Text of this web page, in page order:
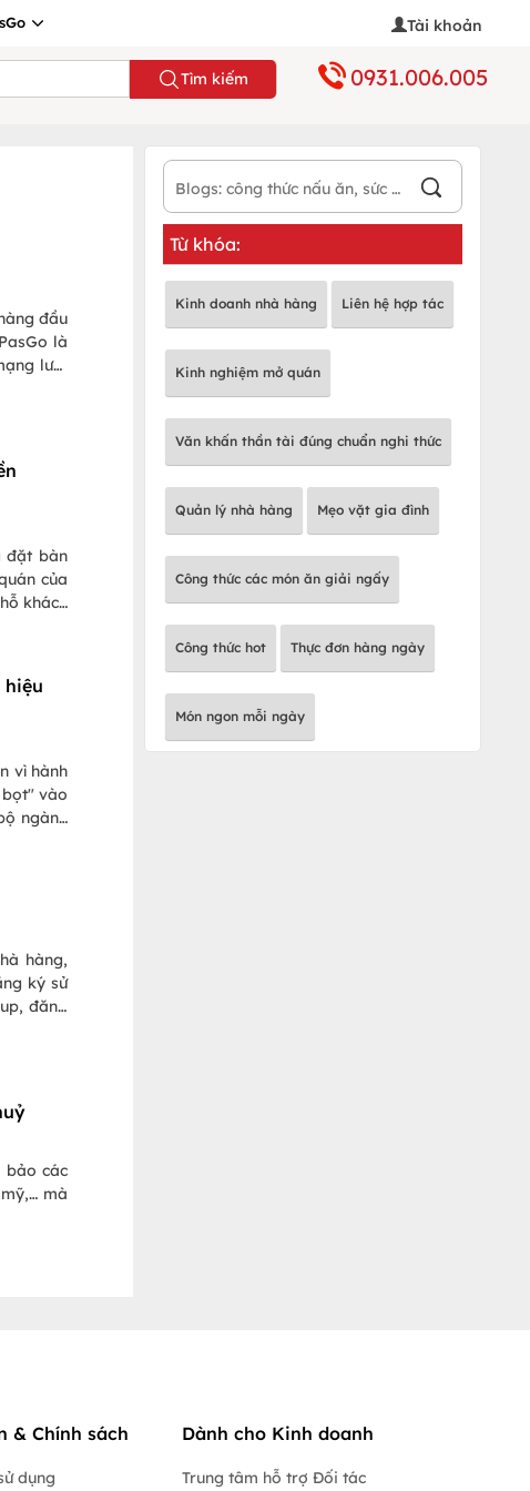
Tài khoản
Tìm kiếm 0931.006.005
đầu
là
lưới
đặt bàn
của
khách
hiệu
vì hành
vào
ngành
hàng,
ký sử
đăng
bảo các
mà
Từ khóa:
Kinh doanh nhà hàng Liên hệ hợp tác
Kinh nghiệm mở quán
Văn khấn thần tài đúng chuẩn nghi thức
Quản lý nhà hàng Mẹo vặt gia đình
Công thức các món ăn giải ngấy
Công thức hot Thực đơn hàng ngày
Món ngon mỗi ngày
& Chính sách
dụng
Dành cho Kinh doanh
Trung tâm hỗ trợ Đối tác